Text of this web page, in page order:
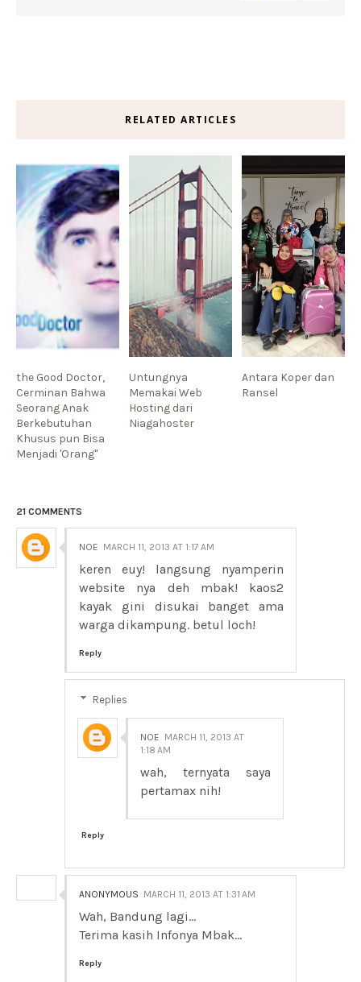
RELATED ARTICLES
the Good Doctor,
Cerminan Bahwa
Seorang Anak
Berkebutuhan
Khusus pun Bisa
Menjadi 'Orang"
Untungnya
Memakai Web
Hosting dari
Niagahoster
Antara Koper dan
Ransel
21 COMMENTS
NOE MARCH 11, 2013 AT 1:17 AM
keren euy! langsung nyamperin
website nya deh mbak! kaos2
kayak gini disukai banget ama
warga dikampung. betul loch!
Reply
Replies
NOE MARCH 11, 2013 AT
1:18 AM
wah, ternyata saya
pertamax nih!
Reply
ANONYMOUS MARCH 11, 2013 AT 1:31 AM
Wah, Bandung lagi...
Terima kasih Infonya Mbak...
Reply